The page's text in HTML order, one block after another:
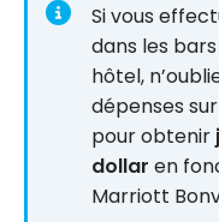
Si vous
dans les
hôtel,
dépenses
pour obtenir
dollar en
Marriott